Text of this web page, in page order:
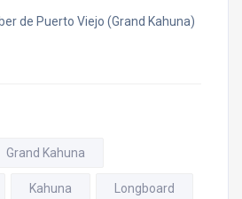
de Puerto Viejo (Grand Kahuna)
Grand Kahuna
Kahuna Longboard